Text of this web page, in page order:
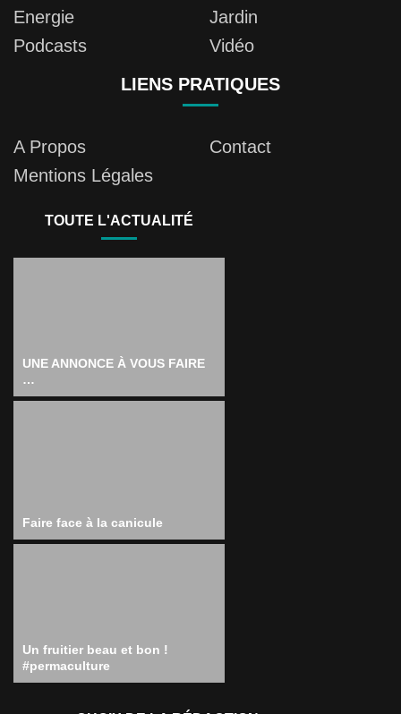
Energie
Jardin
Podcasts
Vidéo
LIENS PRATIQUES
A Propos
Contact
Mentions Légales
TOUTE L'ACTUALITÉ
UNE ANNONCE À VOUS FAIRE
…
Faire face à la canicule
Un fruitier beau et bon !
#permaculture